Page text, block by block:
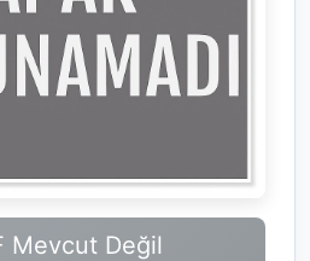
PDF Mevcut Değil